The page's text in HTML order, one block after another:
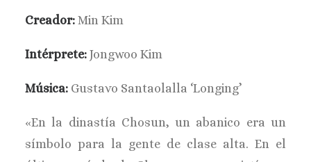
Creador: Min Kim
Intérprete: Jongwoo Kim
Música: Gustavo Santaolalla ‘Longing’
«En la dinastía Chosun, un abanico era un
símbolo para la gente de clase alta. En el